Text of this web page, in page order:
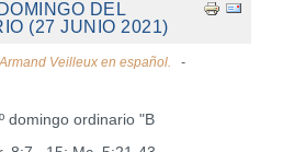
DEL
(27 JUNIO 2021)
Veilleux en español.
domingo ordinario "B